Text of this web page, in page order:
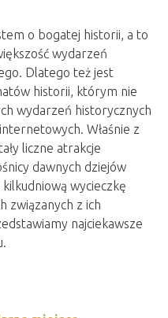
o bogatej historii, a to
wydarzeń
Dlatego też jest
historii, którym nie
wydarzeń historycznych
Właśnie z
liczne atrakcje
dawnych dziejów
wycieczkę
związanych z ich
najciekawsze